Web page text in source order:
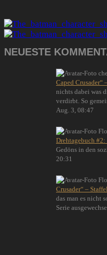
NEUESTE
Caped Crusader“
nichts dabei was
verdirbt. So
Aug. 3, 08:47
Drehtagebuch
Gedöns in den
20:31
Crusader“ –
das man es nicht
Serie